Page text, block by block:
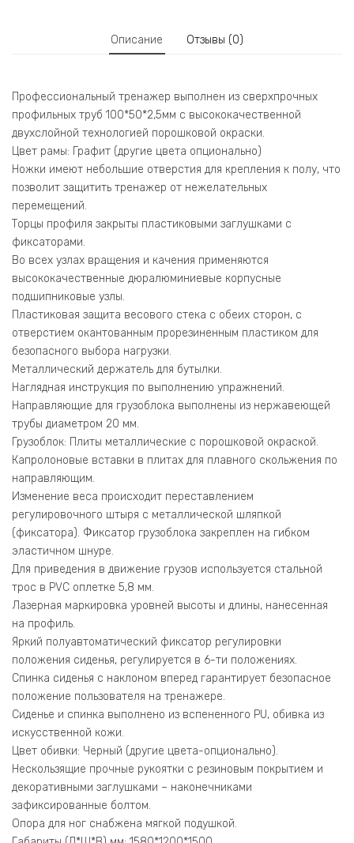
Описание Отзывы (0)
Профессиональный тренажер выполнен из сверхпрочных
профильных труб 100*50*2,5мм с высококачественной
двухслойной технологией порошковой окраски.
Цвет рамы: Графит (другие цвета опционально)
Ножки имеют небольшие отверстия для крепления к полу, что
позволит защитить тренажер от нежелательных
перемещений.
Торцы профиля закрыты пластиковыми заглушками с
фиксаторами.
Во всех узлах вращения и качения применяются
высококачественные дюралюминиевые корпусные
подшипниковые узлы.
Пластиковая защита весового стека с обеих сторон, с
отверстием окантованным прорезиненным пластиком для
безопасного выбора нагрузки.
Металлический держатель для бутылки.
Наглядная инструкция по выполнению упражнений.
Направляющие для грузоблока выполнены из нержавеющей
трубы диаметром 20 мм.
Грузоблок: Плиты металлические с порошковой окраской.
Капролоновые вставки в плитах для плавного скольжения по
направляющим.
Изменение веса происходит переставлением
регулировочного штыря с металлической шляпкой
(фиксатора). Фиксатор грузоблока закреплен на гибком
эластичном шнуре.
Для приведения в движение грузов используется стальной
трос в PVC оплетке 5,8 мм.
Лазерная маркировка уровней высоты и длины, нанесенная
на профиль.
Яркий полуавтоматический фиксатор регулировки
положения сиденья, регулируется в 6-ти положениях.
Спинка сиденья с наклоном вперед гарантирует безопасное
положение пользователя на тренажере.
Сиденье и спинка выполнено из вспененного PU, обивка из
искусственной кожи.
Цвет обивки: Черный (другие цвета-опционально).
Нескользящие прочные рукоятки с резиновым покрытием и
декоративными заглушками – наконечниками
зафиксированные болтом.
Опора для ног снабжена мягкой подушкой.